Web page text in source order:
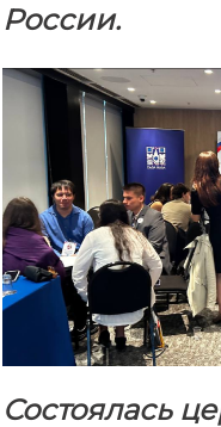
России.
Состоялась